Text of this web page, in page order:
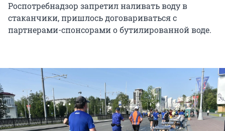
Роспотребнадзор запретил наливать воду в
стаканчики, пришлось договариваться с
партнерами-спонсорами о бутилированной воде.